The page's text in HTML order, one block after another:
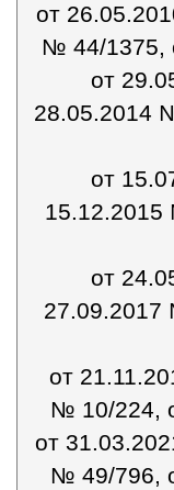
от
№ 44/1375,
от
28.05.2014
от
15.12.2015
от
27.09.2017
от
№ 10/224,
от
№ 49/796,